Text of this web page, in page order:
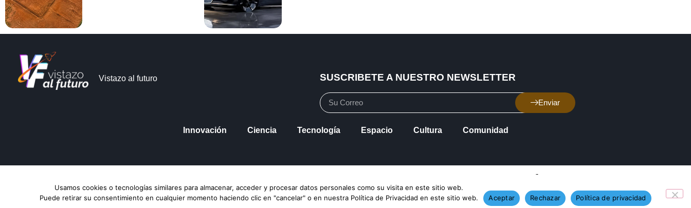
Vistazo al futuro SUSCRIBETE A NUESTRO NEWSLETTER
Enviar
Innovación Ciencia Tecnología Espacio Cultura Comunidad
TENDENCIAS HOY Un nuevo material podría revolucionar la ingeniería
Usamos cookies o tecnologías similares para almacenar, acceder y procesar datos personales como su visita en este sitio web.
Puede retirar su consentimiento en cualquier momento haciendo clic en "cancelar" o en nuestra Política de Privacidad en este sitio web.
Aceptar Rechazar Política de privacidad